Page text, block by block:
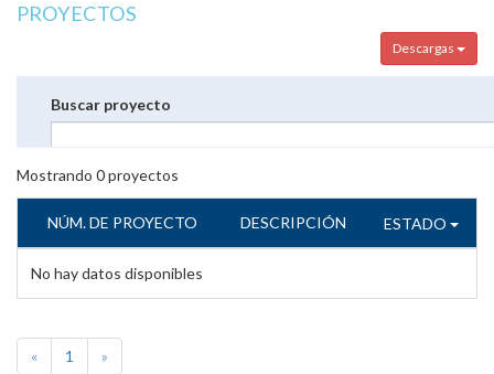
PROYECTOS
Descargas
Buscar proyecto
Mostrando 0proyectos
NÚM. DE PROYECTO DESCRIPCIÓN ESTADO
No hay datos disponibles
« 1 »